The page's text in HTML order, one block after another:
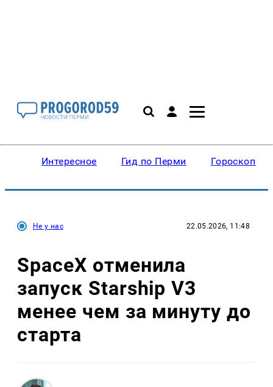
Интересное Гид по Перми Гороскопы
Не у нас 22.05.2026, 11:48
SpaceX отменила
запуск Starship V3
менее чем за минуту до
старта